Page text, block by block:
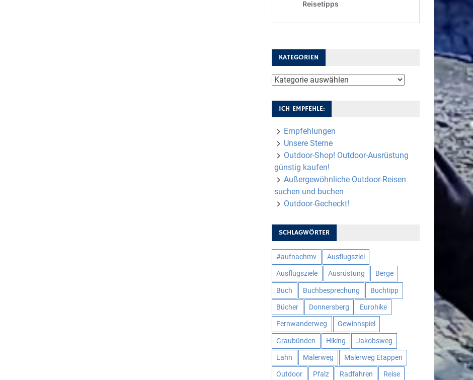
KATEGORIEN
Kategorien
ICH EMPFEHLE:
Empfehlungen
Unsere Sterne
Outdoor-Shop! Outdoor-Ausrüstung
günstig kaufen!
Außergewöhnliche Outdoor-Reisen
suchen und buchen
Outdoor-Gecheckt!
SCHLAGWÖRTER
#aufnachmv Ausflugsziel
Ausflugsziele Ausrüstung Berge
Buch Buchbesprechung Buchtipp
Bücher Donnersberg Eurohike
Fernwanderweg Gewinnspiel
Graubünden Hiking Jakobsweg
Lahn Malerweg Malerweg Etappen
Outdoor Pfalz Radfahren Reise